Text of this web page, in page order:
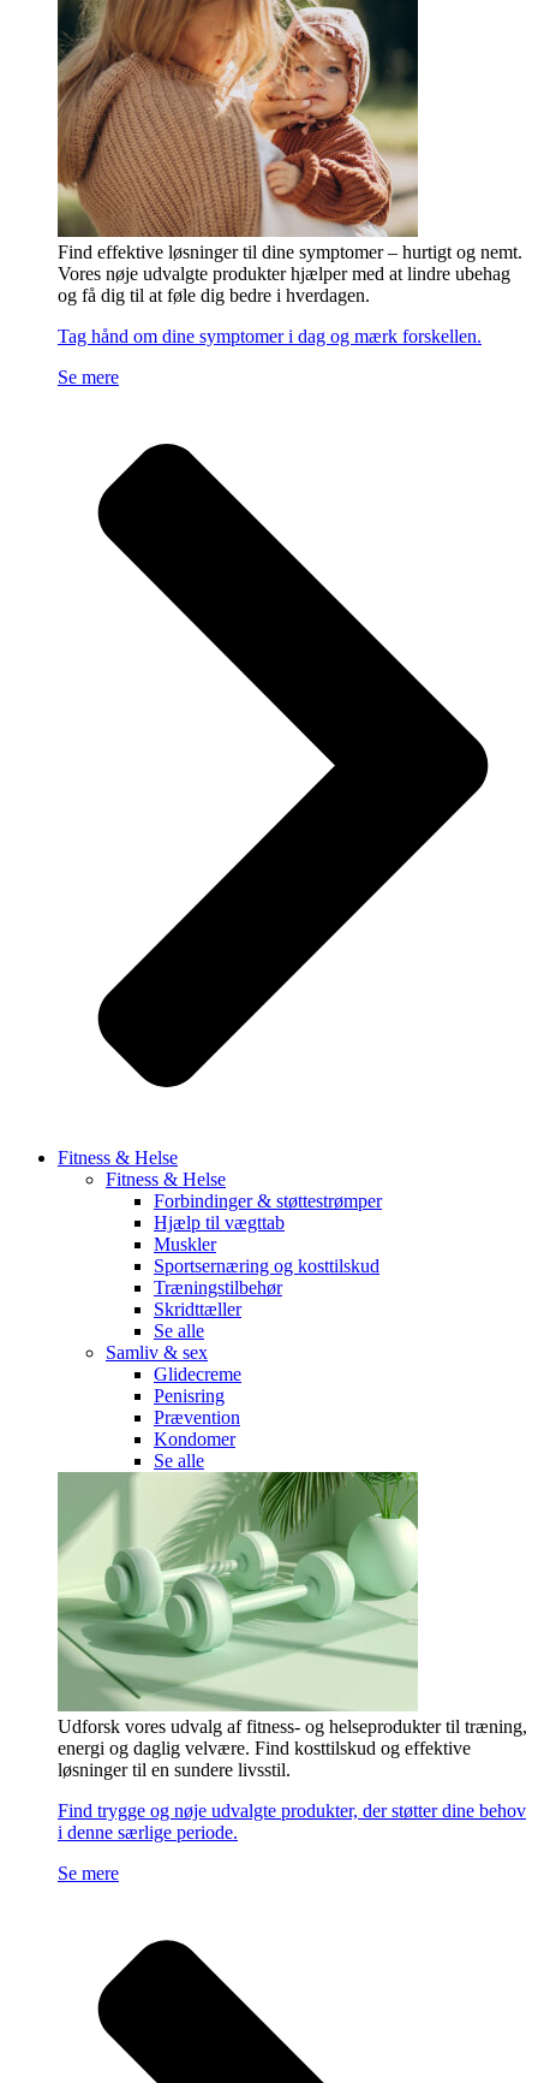
Find effektive løsninger til dine symptomer – hurtigt og nemt.
Vores nøje udvalgte produkter hjælper med at lindre ubehag
og få dig til at føle dig bedre i hverdagen.
Tag hånd om dine symptomer i dag og mærk forskellen.
Se mere
Fitness & Helse
Fitness & Helse
Forbindinger & støttestrømper
Hjælp til vægttab
Muskler
Sportsernæring og kosttilskud
Træningstilbehør
Skridttæller
Se alle
Samliv & sex
Glidecreme
Penisring
Prævention
Kondomer
Se alle
Udforsk vores udvalg af fitness- og helseprodukter til træning,
energi og daglig velvære. Find kosttilskud og effektive
løsninger til en sundere livsstil.
Find trygge og nøje udvalgte produkter, der støtter dine behov
i denne særlige periode.
Se mere